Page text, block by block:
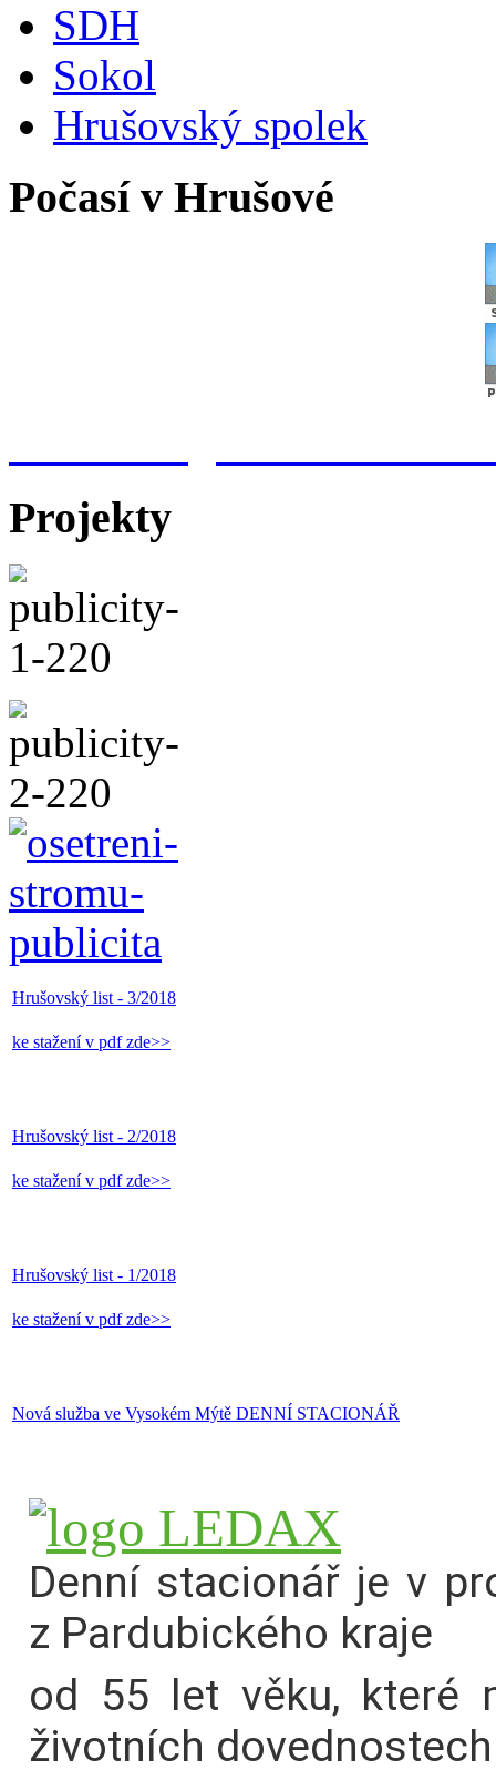
SDH
Sokol
Hrušovský spolek
Počasí v Hrušové
Projekty
Hrušovský list - 3/2018
ke stažení v pdf zde>>
Hrušovský list - 2/2018
ke stažení v pdf zde>>
Hrušovský list - 1/2018
ke stažení v pdf zde>>
Nová služba ve Vysokém Mýtě DENNÍ STACIONÁŘ
Denní stacionář je v
z Pardubického kraje
od 55 let věku, které
životních